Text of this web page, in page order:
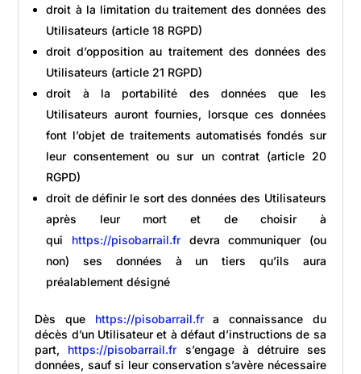
droit à la limitation du traitement des données des
Utilisateurs (article 18 RGPD)
droit d’opposition au traitement des données des
Utilisateurs (article 21 RGPD)
droit à la portabilité des données que les
Utilisateurs auront fournies, lorsque ces données
font l’objet de traitements automatisés fondés sur
leur consentement ou sur un contrat (article 20
RGPD)
droit de définir le sort des données des Utilisateurs
après leur mort et de choisir à
qui
https://pisobarrail.fr
devra communiquer (ou
non) ses données à un tiers qu’ils aura
préalablement désigné
Dès que https://pisobarrail.fr
a connaissance du
décès d’un Utilisateur et à défaut d’instructions de sa
part,
https://pisobarrail.fr
s’engage à détruire ses
données, sauf si leur conservation s’avère nécessaire